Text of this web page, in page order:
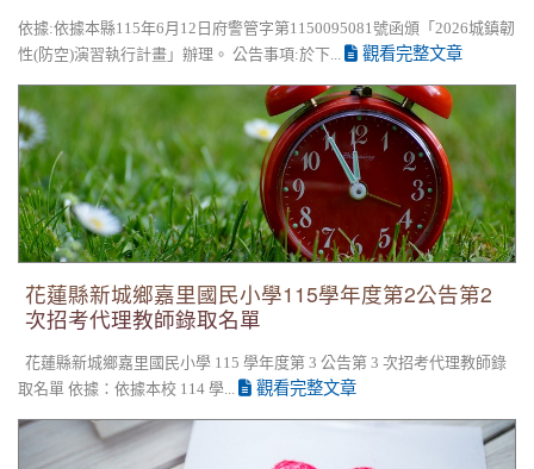
依據:依據本縣115年6月12日府警管字第1150095081號函頒「2026城鎮韌
性(防空)演習執行計畫」辦理。 公告事項:於下...
觀看完整文章
花蓮縣新城鄉嘉里國民小學115學年度第2公告第2次招考代理教
師錄取名單
花蓮縣新城鄉嘉里國民小學115學年度第2公告第2
次招考代理教師錄取名單
花蓮縣新城鄉嘉里國民小學 115 學年度第 3 公告第 3 次招考代理教師錄
取名單 依據：依據本校 114 學...
觀看完整文章
花蓮縣新城鄉嘉里國民小學 115學年度第3次普通班代理教師甄
第2次招考無人報名，賡續辦理第3次招考。